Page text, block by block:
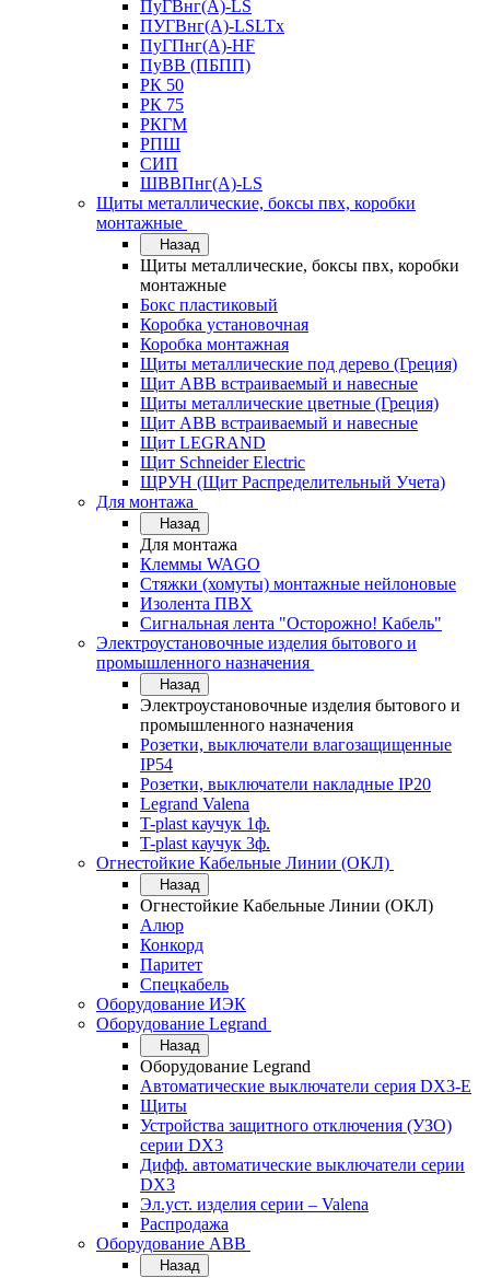
ПуГВнг(А)-LS
ПУГВнг(А)-LSLTx
ПуГПнг(А)-HF
ПуВВ (ПБПП)
РК 50
РК 75
РКГМ
РПШ
СИП
ШВВПнг(А)-LS
Щиты металлические, боксы пвх, коробки
монтажные
Назад
Щиты металлические, боксы пвх, коробки
монтажные
Бокс пластиковый
Коробка установочная
Коробка монтажная
Щиты металлические под дерево (Греция)
Щит ABB встраиваемый и навесные
Щиты металлические цветные (Греция)
Щит ABB встраиваемый и навесные
Щит LEGRAND
Щит Schneider Electric
ЩРУН (Щит Распределительный Учета)
Для монтажа
Назад
Для монтажа
Клеммы WAGO
Стяжки (хомуты) монтажные нейлоновые
Изолента ПВХ
Сигнальная лента "Осторожно! Кабель"
Электроустановочные изделия бытового и
промышленного назначения
Назад
Электроустановочные изделия бытового и
промышленного назначения
Розетки, выключатели влагозащищенные
IP54
Розетки, выключатели накладные IP20
Legrand Valena
T-plast каучук 1ф.
T-plast каучук 3ф.
Огнестойкие Кабельные Линии (ОКЛ)
Назад
Огнестойкие Кабельные Линии (ОКЛ)
Алюр
Конкорд
Паритет
Спецкабель
Оборудование ИЭК
Оборудование Legrand
Назад
Оборудование Legrand
Автоматические выключатели серия DX3-E
Щиты
Устройства защитного отключения (УЗО)
серии DX3
Дифф. автоматические выключатели серии
DX3
Эл.уст. изделия серии – Valena
Распродажа
Оборудование АВВ
Назад